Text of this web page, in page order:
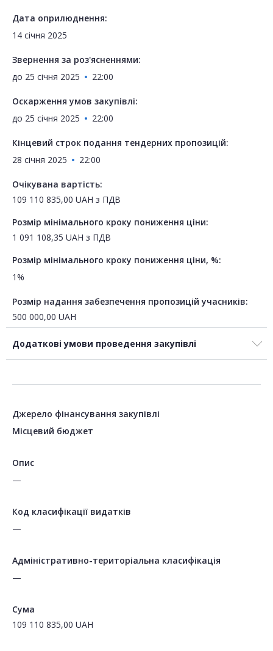
Дата оприлюднення:
14 січня 2025
Звернення за роз'ясненнями:
до 25 січня 2025 22:00
Оскарження умов закупівлі:
до 25 січня 2025 22:00
Кінцевий строк подання тендерних пропозицій:
28 січня 2025
22:00
Очікувана вартість:
109 110 835,00 UAH з ПДВ
Розмір мінімального кроку пониження ціни:
1 091 108,35 UAH з ПДВ
Розмір мінімального кроку пониження ціни, %:
1%
Розмір надання забезпечення пропозицій учасників:
500 000,00 UAH
Додаткові умови проведення закупівлі
Джерело фінансування закупівлі
Місцевий бюджет
Опис
—
Код класифікації видатків
—
Адміністративно-територіальна класифікація
—
Сума
109 110 835,00 UAH